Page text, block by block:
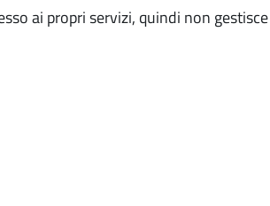
ai propri servizi, quindi non